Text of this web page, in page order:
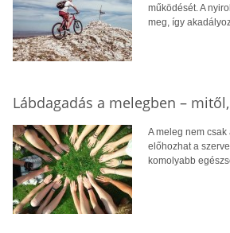
működését. A
meg, így
Lábdagadás a melegben –
A meleg nem
előhozhat a
komolyabb